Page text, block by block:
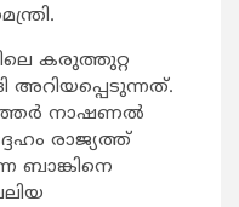
കരുത്തുറ്റ
അറിയപ്പെടുന്നത്.
നാഷണല്‍
രാജ്യത്ത്
ബാങ്കിനെ